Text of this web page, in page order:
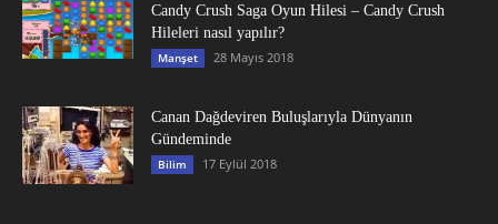
Candy Crush Saga Oyun Hilesi – Candy Crush
Hileleri nasıl yapılır?
Manşet 28 Mayıs 2018
Canan Dağdeviren Buluşlarıyla Dünyanın
Gündeminde
Bilim 17 Eylül 2018